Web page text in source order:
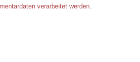
verarbeitet werden.